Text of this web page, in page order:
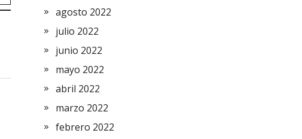
agosto 2022
julio 2022
junio 2022
mayo 2022
abril 2022
marzo 2022
febrero 2022